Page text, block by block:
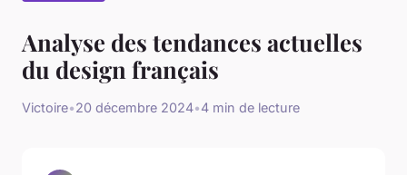
Analyse des tendances actuelles
du design français
Victoire•20 décembre 2024•4 min de lecture